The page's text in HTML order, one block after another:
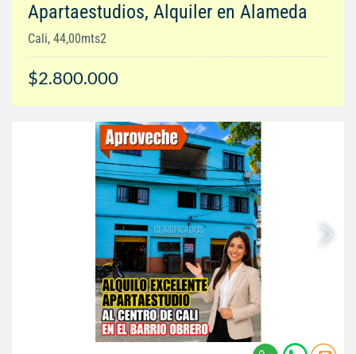
Apartaestudios, Alquiler en Alameda
Cali, 44,00mts2
$2.800.000